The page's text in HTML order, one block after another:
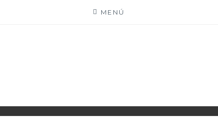
MENÚ